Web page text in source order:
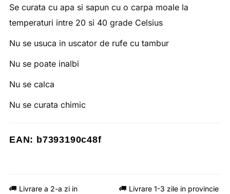
Se curata cu apa si sapun cu o carpa moale la
temperaturi intre 20 si 40 grade Celsius
Nu se usuca in uscator de rufe cu tambur
Nu se poate inalbi
Nu se calca
Nu se curata chimic
EAN: b7393190c48f
Livrare a 2-a zi in
Livrare 1-3 zile in provincie